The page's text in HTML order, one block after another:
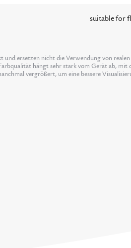
suitable for
ersetzen nicht die Verwendung von
hängt sehr stark vom Gerät ab,
vergrößert, um eine bessere